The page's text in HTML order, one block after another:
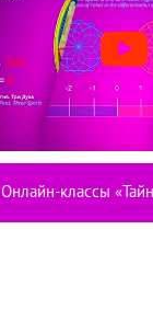
Онлайн-классы